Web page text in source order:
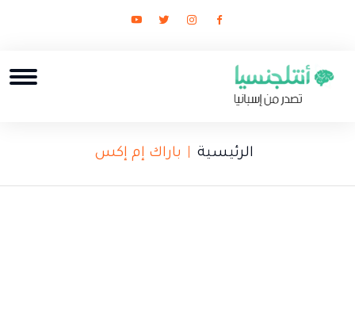
الرئيسية باراك إم إكس